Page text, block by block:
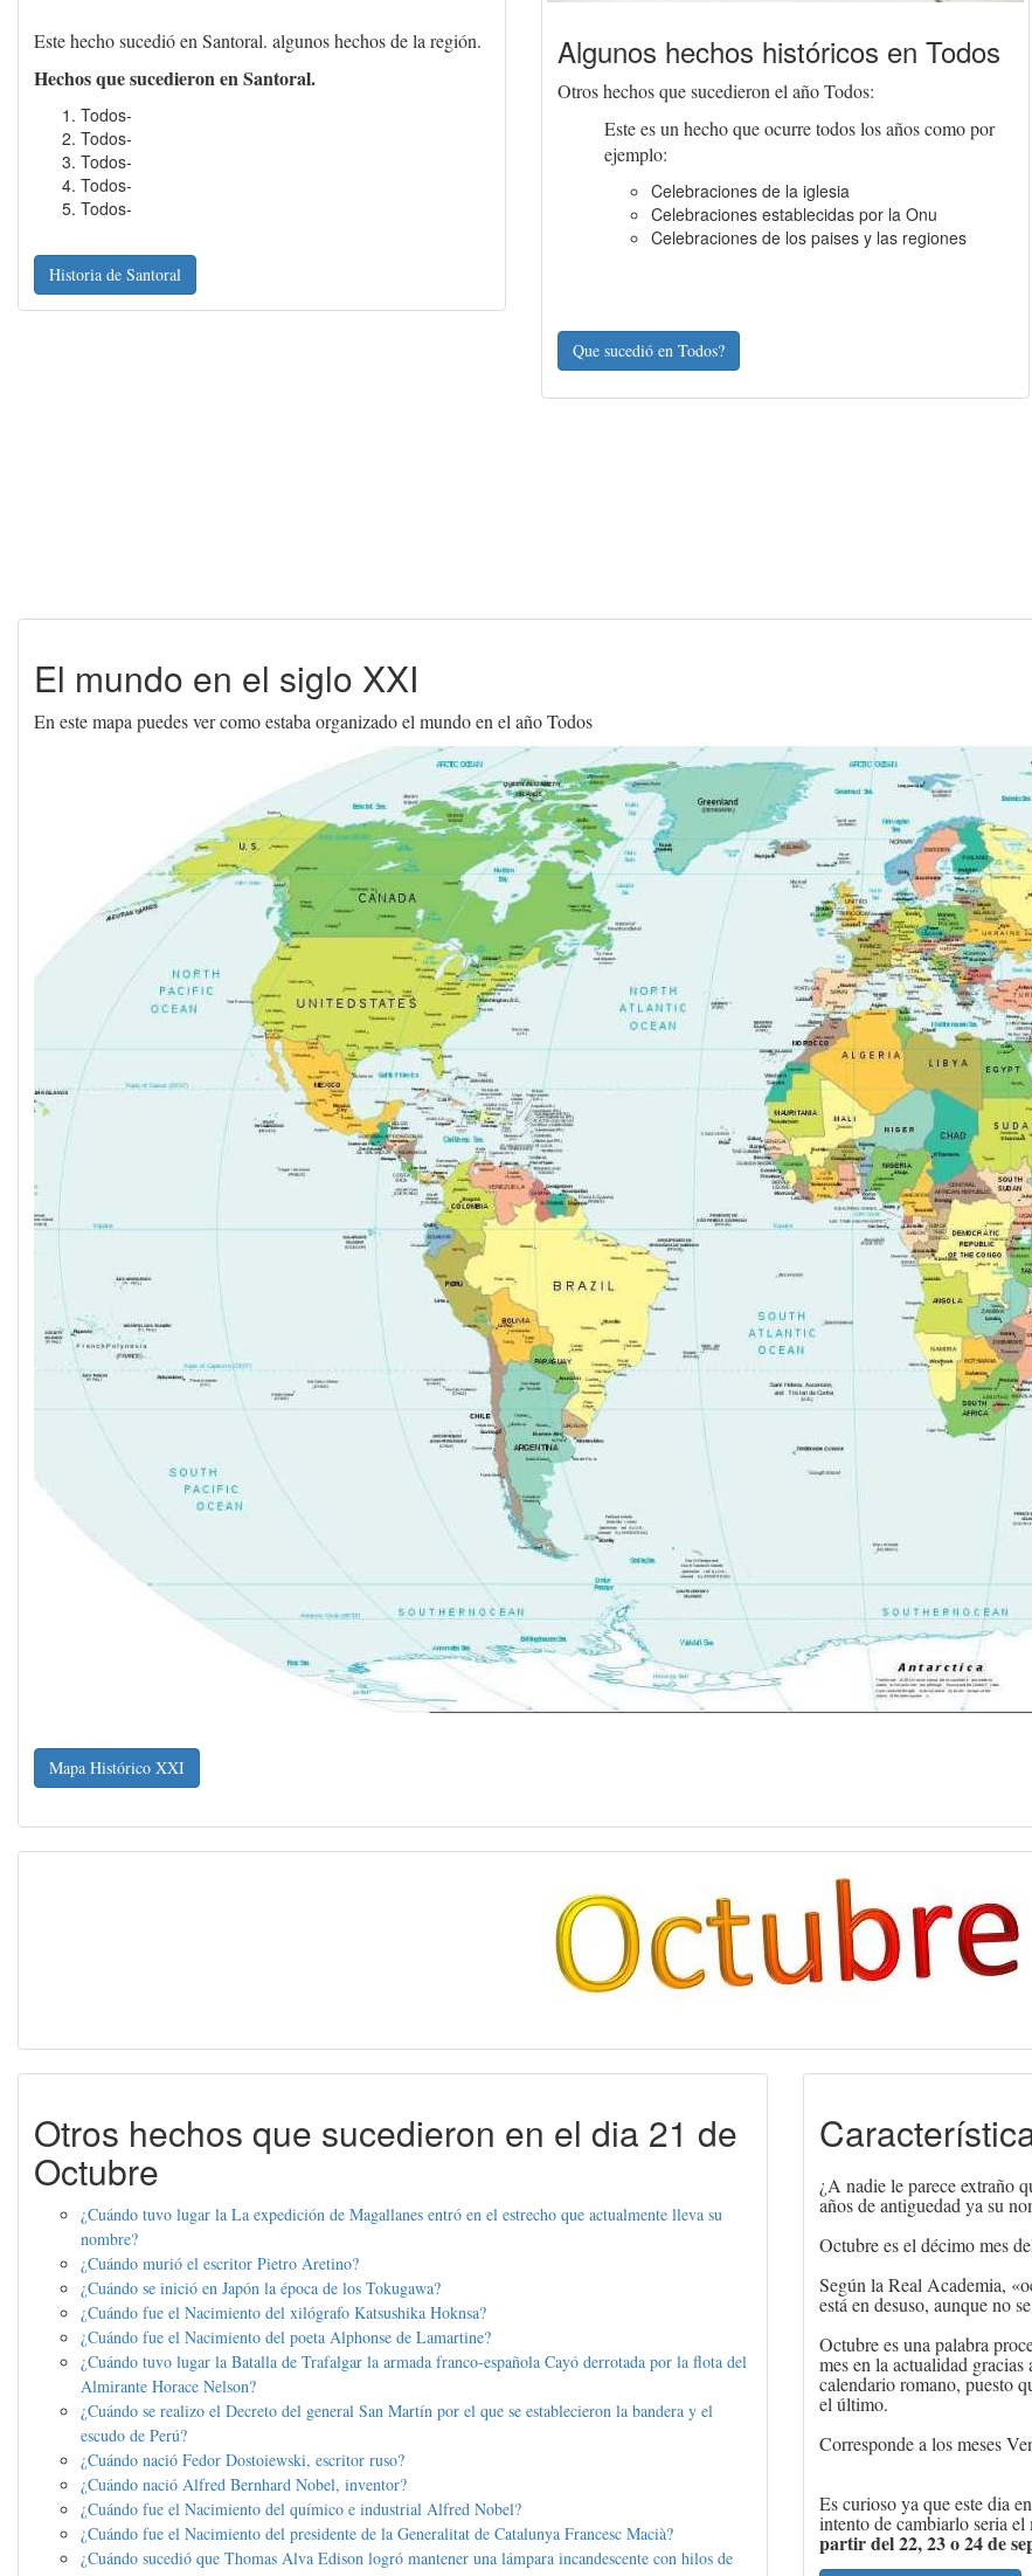
Este hecho sucedió en Santoral. algunos hechos de la región.
Hechos que sucedieron en Santoral.
Todos-
Todos-
Todos-
Todos-
Todos-
Historia de Santoral
Algunos hechos históricos en Todos
Otros hechos que sucedieron el año Todos:
Este es un hecho que ocurre todos los años como por
ejemplo:
Celebraciones de la iglesia
Celebraciones establecidas por la Onu
Celebraciones de los paises y las regiones
Que sucedió en Todos?
El mundo en el siglo XXI
En este mapa puedes ver como estaba organizado el mundo en el año Todos
Mapa Histórico XXI
Otros hechos que sucedieron en el dia 21 de
Octubre
¿Cuándo tuvo lugar la La expedición de Magallanes entró en el estrecho que actualmente lleva su
nombre?
¿Cuándo murió el escritor Pietro Aretino?
¿Cuándo se inició en Japón la época de los Tokugawa?
¿Cuándo fue el Nacimiento del xilógrafo Katsushika Hoknsa?
¿Cuándo fue el Nacimiento del poeta Alphonse de Lamartine?
¿Cuándo tuvo lugar la Batalla de Trafalgar la armada franco-española Cayó derrotada por la flota del
Almirante Horace Nelson?
¿Cuándo se realizo el Decreto del general San Martín por el que se establecieron la bandera y el
escudo de Perú?
¿Cuándo nació Fedor Dostoiewski, escritor ruso?
¿Cuándo nació Alfred Bernhard Nobel, inventor?
¿Cuándo fue el Nacimiento del químico e industrial Alfred Nobel?
¿Cuándo fue el Nacimiento del presidente de la Generalitat de Catalunya Francesc Macià?
¿Cuándo sucedió que Thomas Alva Edison logró mantener una lámpara incandescente con hilos de
¿A nadie le parece extraño
años de antiguedad ya su
Octubre es el décimo mes
Según la Real Academia,
está en desuso, aunque no
Octubre es una palabra
mes en la actualidad
calendario romano, puesto
el último.
​Corresponde a los meses
Es curioso ya que este dia
intento de cambiarlo seria el
partir del 22, 23 o 24 de